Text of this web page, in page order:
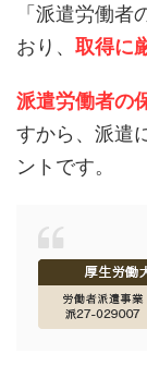
「派遣労働
おり、 取得に
派遣労働者の
すから、派遣
ントです。